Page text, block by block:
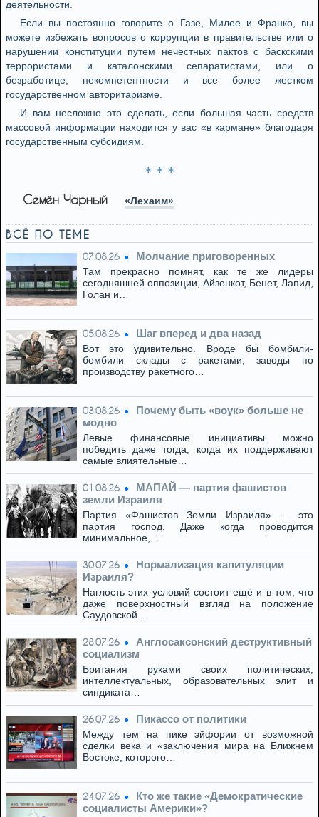
деятельности.
Если вы постоянно говорите о Газе, Милее и Франко, вы
можете избежать вопросов о коррупции в правительстве или о
нарушении конституции путем нечестных пактов с баскскими
террористами и каталонскими сепаратистами, или о
безработице, некомпетентности и все более жестком
государственном авторитаризме.
И вам несложно это сделать, если большая часть средств
массовой информации находится у вас «в кармане» благодаря
государственным субсидиям.
* * *
Семён Чарный «Лехаим»
ВСЁ ПО ТЕМЕ
07.08.26 Молчание приговоренных
Там прекрасно помнят, как те же лидеры
сегодняшней оппозиции, Айзенкот, Бенет, Лапид,
Голан и…
05.08.26 Шаг вперед и два назад
Вот это удивительно. Вроде бы бомбили-
бомбили склады с ракетами, заводы по
производству ракетного…
03.08.26
Почему быть «воук» больше не
модно
Левые финансовые инициативы можно
победить даже тогда, когда их поддерживают
самые влиятельные…
01.08.26
МАПАЙ — партия фашистов
земли Израиля
Партия «Фашистов Земли Израиля» — это
партия господ. Даже когда проводится
минимальное,…
30.07.26
Нормализация капитуляции
Израиля?
Наглость этих условий состоит ещё и в том, что
даже поверхностный взгляд на положение
Саудовской…
28.07.26
Англосаксонский деструктивный
социализм
Британия руками своих политических,
интеллектуальных, образовательных элит и
синдиката…
26.07.26 Пикассо от политики
Между тем на пике эйфории от возможной
сделки века и «заключения мира на Ближнем
Востоке, которого…
24.07.26
Кто же такие «Демократические
социалисты Америки»?